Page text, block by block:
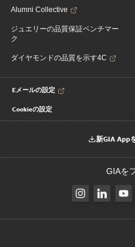
Alumni Collective
ジュエリーの品質保証ベンチマー
ク
ダイヤモンドの品質を示す4C
Eメールの設定
Cookieの設定
新GIA App
GIAを